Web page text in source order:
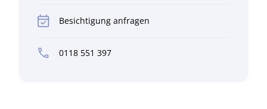
Besichtigung anfragen
0118 551 397